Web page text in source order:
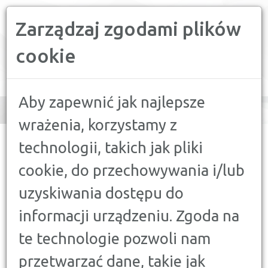
Zarządzaj zgodami plików
cookie
Aby zapewnić jak najlepsze
wrażenia, korzystamy z
technologii, takich jak pliki
cookie, do przechowywania i/lub
uzyskiwania dostępu do
informacji urządzeniu. Zgoda na
te technologie pozwoli nam
przetwarzać dane, takie jak
navigation
PRZEKORZYSTNE BIZNES – KONTO DLA FIRM ZA DARMO Z
KONTA, LOKATY
KONTO PRZEKORZYSTNE
BIZNES – KONTO DLA FIRM ZA
DARMO Z PREMIĄ DO 2000 ZŁ!
17 MAJA 2023